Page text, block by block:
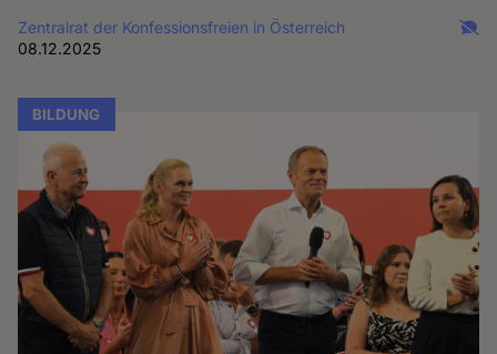
Zentralrat der Konfessionsfreien in Österreich
08.12.2025
BILDUNG